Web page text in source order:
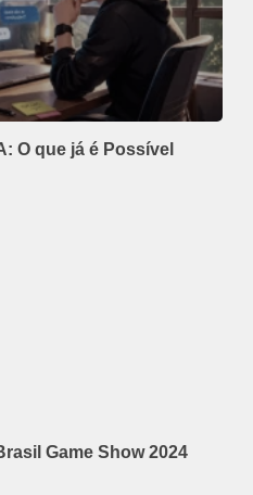
O que já é Possível
Game Show 2024